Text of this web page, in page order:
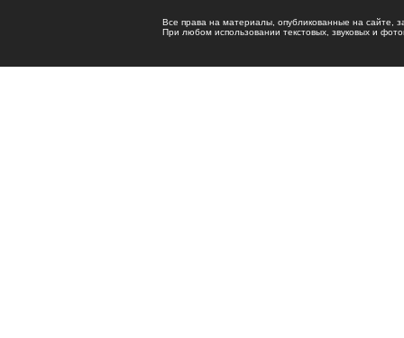
Все права на материалы, опубликованные на сайте,
При любом использовании текстовых, звуковых и